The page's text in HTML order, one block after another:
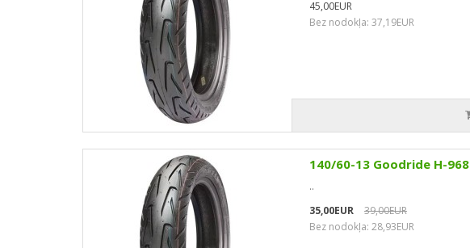
45,00EUR
Bez nodokļa: 37,19EUR
140/60-13 Goodride H-968
..
35,00EUR
39,00EUR
Bez nodokļa: 28,93EUR